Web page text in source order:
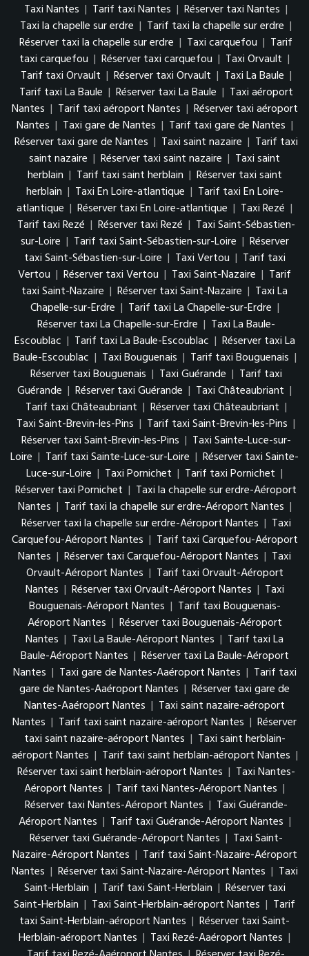
Taxi Nantes | Tarif taxi Nantes | Réserver taxi Nantes |
Taxi la chapelle sur erdre | Tarif taxi la chapelle sur erdre |
Réserver taxi la chapelle sur erdre | Taxi carquefou | Tarif
taxi carquefou | Réserver taxi carquefou | Taxi Orvault |
Tarif taxi Orvault | Réserver taxi Orvault | Taxi La Baule |
Tarif taxi La Baule | Réserver taxi La Baule | Taxi aéroport
Nantes | Tarif taxi aéroport Nantes | Réserver taxi aéroport
Nantes | Taxi gare de Nantes | Tarif taxi gare de Nantes |
Réserver taxi gare de Nantes | Taxi saint nazaire | Tarif taxi
saint nazaire | Réserver taxi saint nazaire | Taxi saint
herblain | Tarif taxi saint herblain | Réserver taxi saint
herblain | Taxi En Loire-atlantique | Tarif taxi En Loire-
atlantique | Réserver taxi En Loire-atlantique | Taxi Rezé |
Tarif taxi Rezé | Réserver taxi Rezé | Taxi Saint-Sébastien-
sur-Loire | Tarif taxi Saint-Sébastien-sur-Loire | Réserver
taxi Saint-Sébastien-sur-Loire | Taxi Vertou | Tarif taxi
Vertou | Réserver taxi Vertou | Taxi Saint-Nazaire | Tarif
taxi Saint-Nazaire | Réserver taxi Saint-Nazaire | Taxi La
Chapelle-sur-Erdre | Tarif taxi La Chapelle-sur-Erdre |
Réserver taxi La Chapelle-sur-Erdre | Taxi La Baule-
Escoublac | Tarif taxi La Baule-Escoublac | Réserver taxi La
Baule-Escoublac | Taxi Bouguenais | Tarif taxi Bouguenais |
Réserver taxi Bouguenais | Taxi Guérande | Tarif taxi
Guérande | Réserver taxi Guérande | Taxi Châteaubriant |
Tarif taxi Châteaubriant | Réserver taxi Châteaubriant |
Taxi Saint-Brevin-les-Pins | Tarif taxi Saint-Brevin-les-Pins |
Réserver taxi Saint-Brevin-les-Pins | Taxi Sainte-Luce-sur-
Loire | Tarif taxi Sainte-Luce-sur-Loire | Réserver taxi Sainte-
Luce-sur-Loire | Taxi Pornichet | Tarif taxi Pornichet |
Réserver taxi Pornichet | Taxi la chapelle sur erdre-Aéroport
Nantes | Tarif taxi la chapelle sur erdre-Aéroport Nantes |
Réserver taxi la chapelle sur erdre-Aéroport Nantes | Taxi
Carquefou-Aéroport Nantes | Tarif taxi Carquefou-Aéroport
Nantes | Réserver taxi Carquefou-Aéroport Nantes | Taxi
Orvault-Aéroport Nantes | Tarif taxi Orvault-Aéroport
Nantes | Réserver taxi Orvault-Aéroport Nantes | Taxi
Bouguenais-Aéroport Nantes | Tarif taxi Bouguenais-
Aéroport Nantes | Réserver taxi Bouguenais-Aéroport
Nantes | Taxi La Baule-Aéroport Nantes | Tarif taxi La
Baule-Aéroport Nantes | Réserver taxi La Baule-Aéroport
Nantes | Taxi gare de Nantes-Aaéroport Nantes | Tarif taxi
gare de Nantes-Aaéroport Nantes | Réserver taxi gare de
Nantes-Aaéroport Nantes | Taxi saint nazaire-aéroport
Nantes | Tarif taxi saint nazaire-aéroport Nantes | Réserver
taxi saint nazaire-aéroport Nantes | Taxi saint herblain-
aéroport Nantes | Tarif taxi saint herblain-aéroport Nantes |
Réserver taxi saint herblain-aéroport Nantes | Taxi Nantes-
Aéroport Nantes | Tarif taxi Nantes-Aéroport Nantes |
Réserver taxi Nantes-Aéroport Nantes | Taxi Guérande-
Aéroport Nantes | Tarif taxi Guérande-Aéroport Nantes |
Réserver taxi Guérande-Aéroport Nantes | Taxi Saint-
Nazaire-Aéroport Nantes | Tarif taxi Saint-Nazaire-Aéroport
Nantes | Réserver taxi Saint-Nazaire-Aéroport Nantes | Taxi
Saint-Herblain | Tarif taxi Saint-Herblain | Réserver taxi
Saint-Herblain | Taxi Saint-Herblain-aéroport Nantes | Tarif
taxi Saint-Herblain-aéroport Nantes | Réserver taxi Saint-
Herblain-aéroport Nantes | Taxi Rezé-Aaéroport Nantes |